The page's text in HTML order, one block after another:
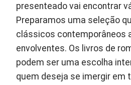
presenteado vai encontrar
Preparamos uma seleção
clássicos contemporâneos
envolventes. Os livros de
podem ser uma escolha
quem deseja se imergir em